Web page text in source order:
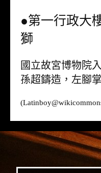
●第一行政大
獅
國立故宮博物院
孫超鑄造，左腳
(Latinboy@